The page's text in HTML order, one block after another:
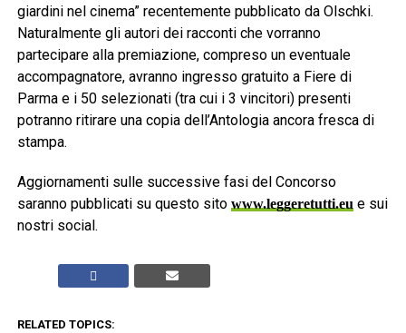
giardini nel cinema” recentemente pubblicato da Olschki.
Naturalmente gli autori dei racconti che vorranno
partecipare alla premiazione, compreso un eventuale
accompagnatore, avranno ingresso gratuito a Fiere di
Parma e i 50 selezionati (tra cui i 3 vincitori) presenti
potranno ritirare una copia dell’Antologia ancora fresca di
stampa.
Aggiornamenti sulle successive fasi del Concorso
saranno pubblicati su questo sito www.leggeretutti.eue sui
nostri social.
RELATED TOPICS: